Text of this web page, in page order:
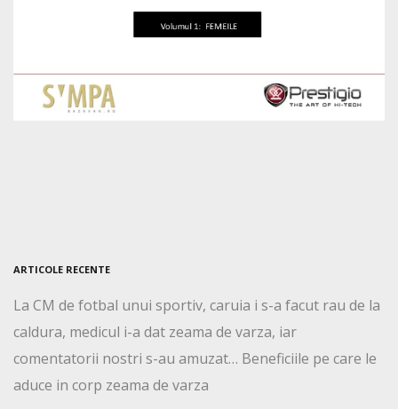
ARTICOLE RECENTE
La CM de fotbal unui sportiv, caruia i s-a facut rau de la
caldura, medicul i-a dat zeama de varza, iar
comentatorii nostri s-au amuzat… Beneficiile pe care le
aduce in corp zeama de varza